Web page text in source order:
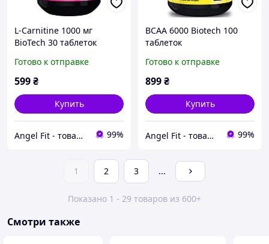
L-Carnitine 1000 мг
BioTech 30 таблеток
Готово к отправке
599₴
Купить
Angel Fit - товари для здоров'я, спорту та активного життя 99%
BCAA 6000 Biotech 100
таблеток
Готово к отправке
899₴
Купить
Angel Fit - товари для здоров'я, спорту та активного життя 99%
1 2 3 ...
Показано 1 - 29 товаров из 600+
Смотри также